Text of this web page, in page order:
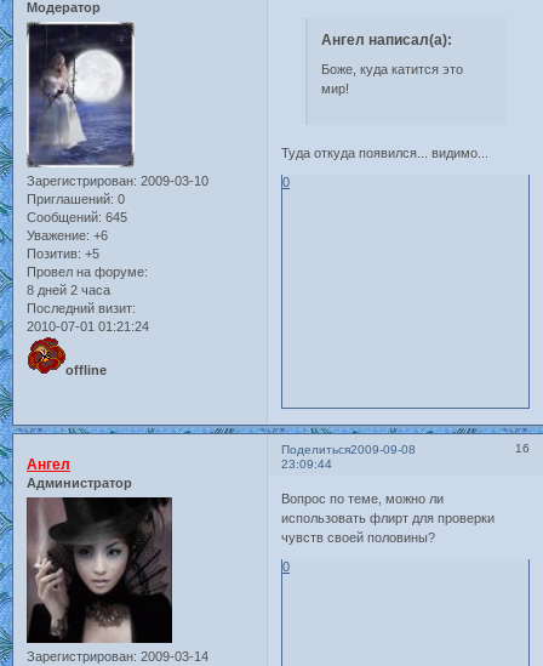
Модератор
Зарегистрирован: 2009-03-10
Приглашений: 0
Сообщений: 645
Уважение: +6
Позитив: +5
Провел на форуме:
8 дней 2 часа
Последний визит:
2010-07-01 01:21:24
offline
Ангел написал(а):
Боже, куда катится это
мир!
Туда откуда появился... видимо...
0
Поделиться 16
2009-09-08
23:09:44
Ангел
Администратор
Зарегистрирован: 2009-03-14
Вопрос по теме, можно ли
использовать флирт для проверки
чувств своей половины?
0